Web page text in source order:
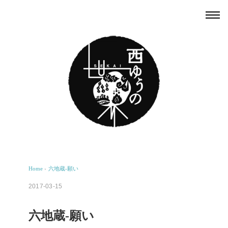
Home › 六地蔵-願い
2017-03-15
六地蔵-願い